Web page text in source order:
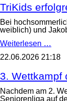
für
TriKids
Bei
weiblich) und
Weiterlesen …
beim
am
21.
22.06.2026 21:18
3. Wettkampf
Nachdem am 2.
Seniorenliga auf